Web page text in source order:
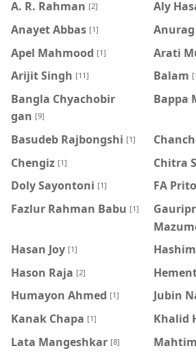
A. R. Rahman [2] Aly
Anayet Abbas [1]
Apel Mahmood [1] Arati
Arijit Singh [11] Balam
Bangla Chyachobir
gan [9]
Bappa
Basudeb Rajbongshi [1]
Chengiz [1] Chitra
Doly Sayontoni [1] FA
Fazlur Rahman Babu [1]
Hasan Joy [1]
Hason Raja [2]
Humayon Ahmed [1] Jubin
Kanak Chapa [1] Khalid
Lata Mangeshkar [8]